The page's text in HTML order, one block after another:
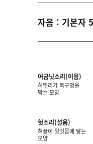
자음 : 기본자
어금닛소리(이음)
혀뿌리가 목구멍을
막는 모양
혓소리(설음)
혀끝이 윗잇몸에 닿는
모양